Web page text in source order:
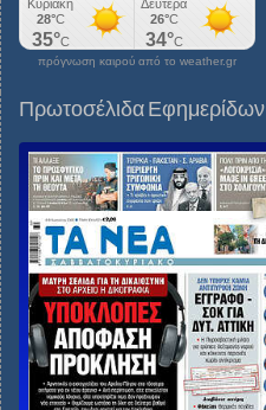
πρόγνωση καιρού από το weather.gr
Πρωτοσέλιδα Εφημερίδων